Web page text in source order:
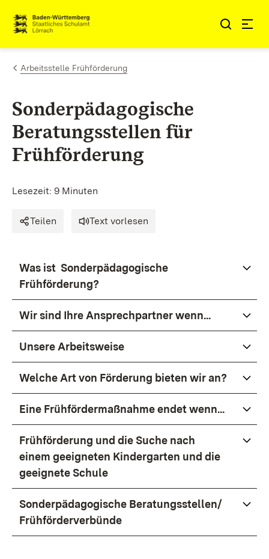
Zum Inhalt springen
Link zur Startseite
Arbeitsstelle Frühförderung
Sonderpädagogische
Beratungsstellen für
Frühförderung
Lesezeit: 9 Minuten
Teilen Text vorlesen
Was ist Sonderpädagogische
Frühförderung?
Wir sind Ihre Ansprechpartner wenn...
Unsere Arbeitsweise
Welche Art von Förderung bieten wir an?
Eine Frühfördermaßnahme endet wenn...
Frühförderung und die Suche nach
einem geeigneten Kindergarten und die
geeignete Schule
Sonderpädagogische Beratungsstellen/
Frühförderverbünde